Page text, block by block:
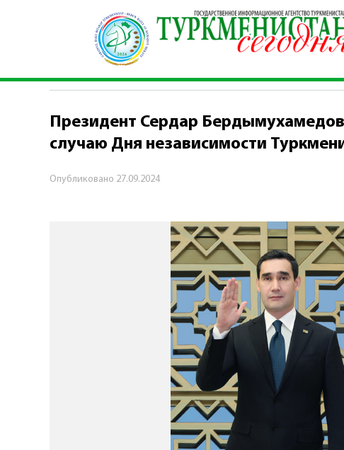
\ Политика \ Президент Сердар
ПОЛИТИКА
Президент Сердар Бердымухамедов
случаю Дня независимости
Опубликовано 27.09.2024